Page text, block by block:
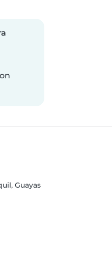
Guayas